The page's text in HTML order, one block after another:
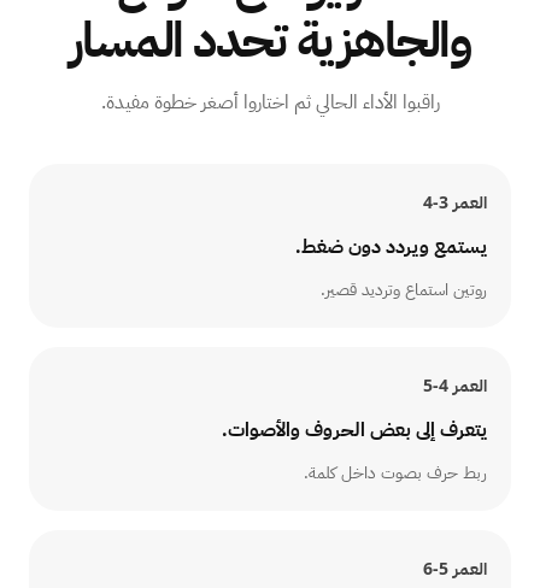
والجاهزية تحدد المسار
راقبوا الأداء الحالي ثم اختاروا أصغر خطوة مفيدة.
العمر 3-4
يستمع ويردد دون ضغط.
روتين استماع وترديد قصير.
العمر 4-5
يتعرف إلى بعض الحروف والأصوات.
ربط حرف بصوت داخل كلمة.
العمر 5-6